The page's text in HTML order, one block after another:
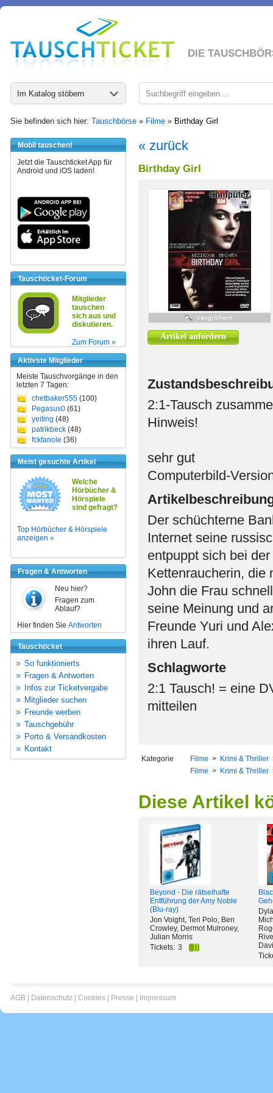
DIE
Im Katalog stöbern
Sie befinden sich hier: Tauschbörse » Filme » Birthday Girl
Mobil tauschen!
Jetzt die Tauschticket App für
Android und iOS laden!
Tauschticket-Forum
Mitglieder
tauschen
sich aus und
diskutieren.
Zum Forum »
Aktivste Mitglieder
Meiste Tauschvorgänge in den
letzten 7 Tagen:
chetbaker555 (100)
Pegasus0 (61)
yeiting (48)
patrikbeck (48)
fckfanole (36)
Meist gesuchte Artikel
Welche
Hörbücher &
Hörspiele
sind gefragt?
Top Hörbücher & Hörspiele
anzeigen »
Fragen & Antworten
Neu hier?
Fragen zum
Ablauf?
Hier finden Sie Antworten
Tauschticket
So funktionierts
Fragen & Antworten
Infos zur Ticketvergabe
Mitglieder suchen
Freunde werben
Tauschgebühr
Porto & Versandkosten
Kontakt
« zurück
Birthday Girl
Artikel anfordern
2:1-Tausch
Hinweis!
sehr gut
Computerbild-
Der schüchterne
Internet seine
entpuppt sich bei
Kettenraucherin, die
John die Frau
seine Meinung und
Freunde Yuri und
ihren Lauf.
Schlagworte
2:1 Tausch! = eine
mitteilen
Kategorie Filme > Krimi & Thriller
Filme > Krimi & Thriller
Diese Artikel
Beyond - Die rätselhafte
Entführung der Amy Noble
(Blu-ray)
Jon Voight, Teri Polo, Ben
Crowley, Dermot Mulroney,
Julian Morris
Tickets: 3
AGB Datenschutz Cookies Presse Impressum